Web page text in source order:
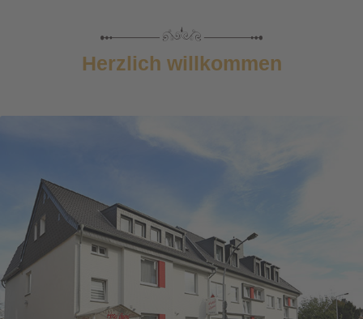
Herzlich willkommen